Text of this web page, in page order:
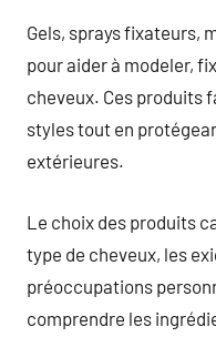
Gels, sprays fixateurs,
pour aider à modeler,
cheveux. Ces produits
styles tout en
extérieures.
Le choix des produits
type de cheveux, les
préoccupations
comprendre les